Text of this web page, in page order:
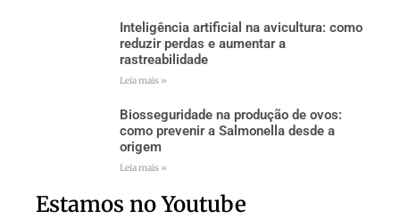
Inteligência artificial na avicultura: como
reduzir perdas e aumentar a
rastreabilidade
Leia mais »
Biosseguridade na produção de ovos:
como prevenir a Salmonella desde a
origem
Leia mais »
Estamos no Youtube